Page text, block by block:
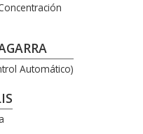
Automático)